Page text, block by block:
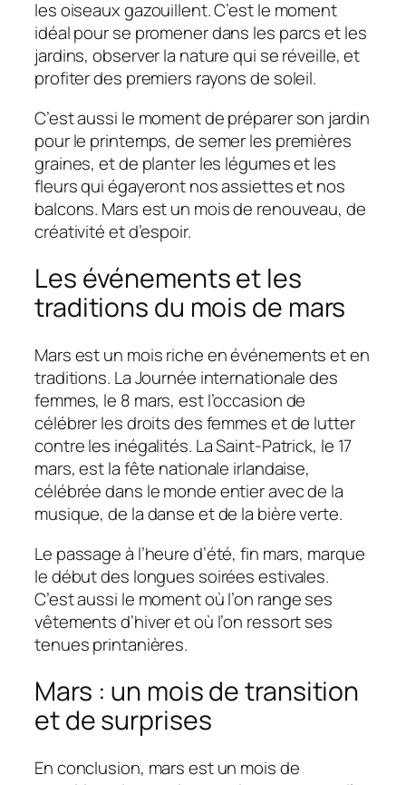
les oiseaux gazouillent. C’est le moment
idéal pour se promener dans les parcs et les
jardins, observer la nature qui se réveille, et
profiter des premiers rayons de soleil.
C’est aussi le moment de préparer son jardin
pour le printemps, de semer les premières
graines, et de planter les légumes et les
fleurs qui égayeront nos assiettes et nos
balcons. Mars est un mois de renouveau, de
créativité et d’espoir.
Les événements et les
traditions du mois de mars
Mars est un mois riche en événements et en
traditions. La Journée internationale des
femmes, le 8 mars, est l’occasion de
célébrer les droits des femmes et de lutter
contre les inégalités. La Saint-Patrick, le 17
mars, est la fête nationale irlandaise,
célébrée dans le monde entier avec de la
musique, de la danse et de la bière verte.
Le passage à l’heure d’été, fin mars, marque
le début des longues soirées estivales.
C’est aussi le moment où l’on range ses
vêtements d’hiver et où l’on ressort ses
tenues printanières.
Mars : un mois de transition
et de surprises
En conclusion, mars est un mois de